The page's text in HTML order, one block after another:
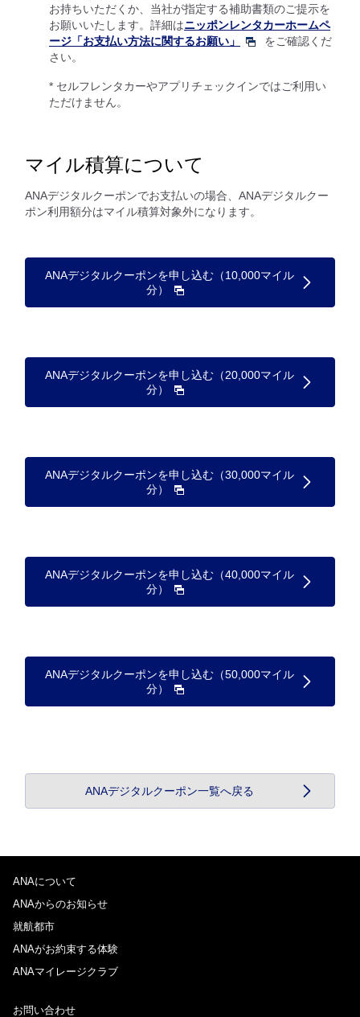
お持ちいただくか、当社が指定する補助書類のご提示を
お願いいたします。詳細はニッポンレンタカーホームペ
ージ「お支払い方法に関するお願い」
をご確認くだ
さい。
* セルフレンタカーやアプリチェックインではご利用い
ただけません。
マイル積算について
ANAデジタルクーポンでお支払いの場合、ANAデジタルクー
ポン利用額分はマイル積算対象外になります。
ANAデジタルクーポンを申し込む（10,000マイル
分）
ANAデジタルクーポンを申し込む（20,000マイル
分）
ANAデジタルクーポンを申し込む（30,000マイル
分）
ANAデジタルクーポンを申し込む（40,000マイル
分）
ANAデジタルクーポンを申し込む（50,000マイル
分）
ANAデジタルクーポン一覧へ戻る
ANAについて
ANAからのお知らせ
就航都市
ANAがお約束する体験
ANAマイレージクラブ
お問い合わせ